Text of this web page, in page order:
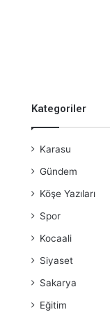
Kategoriler
Karasu
Gündem
Köşe Yazıları
Spor
Kocaali
Siyaset
Sakarya
Eğitim